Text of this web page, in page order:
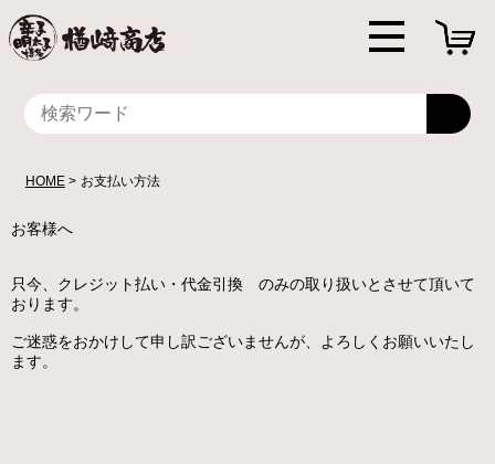
HOME お支払い方法
お客様へ
只今、クレジット払い・代金引換 のみの取り扱いとさせて頂いて
おります。
ご迷惑をおかけして申し訳ございませんが、よろしくお願いいたし
ます。